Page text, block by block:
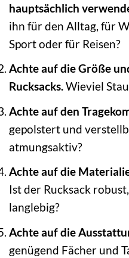
hauptsächlich
ihn für den Alltag, für
Sport oder für Reisen?
Achte auf die Größe
Rucksacks.Wieviel
Achte auf den
gepolstert und
atmungsaktiv?
Achte auf die
Ist der Rucksack
langlebig?
Achte auf die
genügend Fächer und